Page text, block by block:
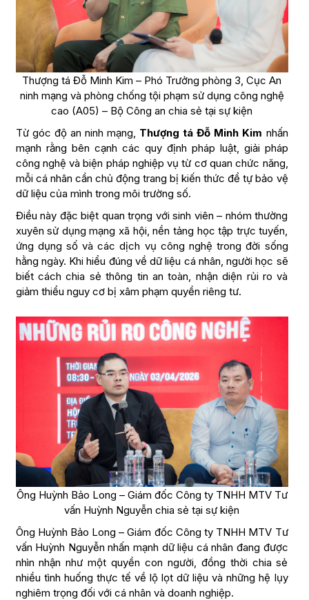
Thượng tá Đỗ Minh Kim – Phó Trưởng phòng 3, Cục An
ninh mạng và phòng chống tội phạm sử dụng công nghệ
cao (A05) – Bộ Công an chia sẻ tại sự kiện
Từ góc độ an ninh mạng, Thượng tá Đỗ Minh Kim nhấn
mạnh rằng bên cạnh các quy định pháp luật, giải pháp
công nghệ và biện pháp nghiệp vụ từ cơ quan chức năng,
mỗi cá nhân cần chủ động trang bị kiến thức để tự bảo vệ
dữ liệu của mình trong môi trường số.
Điều này đặc biệt quan trọng với sinh viên – nhóm thường
xuyên sử dụng mạng xã hội, nền tảng học tập trực tuyến,
ứng dụng số và các dịch vụ công nghệ trong đời sống
hằng ngày. Khi hiểu đúng về dữ liệu cá nhân, người học sẽ
biết cách chia sẻ thông tin an toàn, nhận diện rủi ro và
giảm thiểu nguy cơ bị xâm phạm quyền riêng tư.
Ông Huỳnh Bảo Long – Giám đốc Công ty TNHH MTV Tư
vấn Huỳnh Nguyễn chia sẻ tại sự kiện
Ông Huỳnh Bảo Long – Giám đốc Công ty TNHH MTV Tư
vấn Huỳnh Nguyễn nhấn mạnh dữ liệu cá nhân đang được
nhìn nhận như một quyền con người, đồng thời chia sẻ
nhiều tình huống thực tế về lộ lọt dữ liệu và những hệ lụy
nghiêm trọng đối với cá nhân và doanh nghiệp.